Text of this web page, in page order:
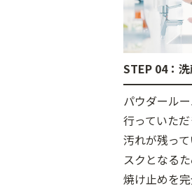
STEP 04：
パウダール
行っていた
汚れが残っ
スクとなる
焼け止めを